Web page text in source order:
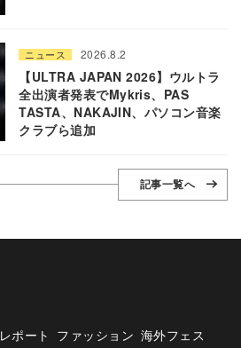
ニュース 2026.8.2
【ULTRA JAPAN 2026】ウルトラ
全出演者発表でMykris、PAS
TASTA、NAKAJIN、パソコン音楽
クラブら追加
記事一覧へ
レポート ファッション 海外フェス